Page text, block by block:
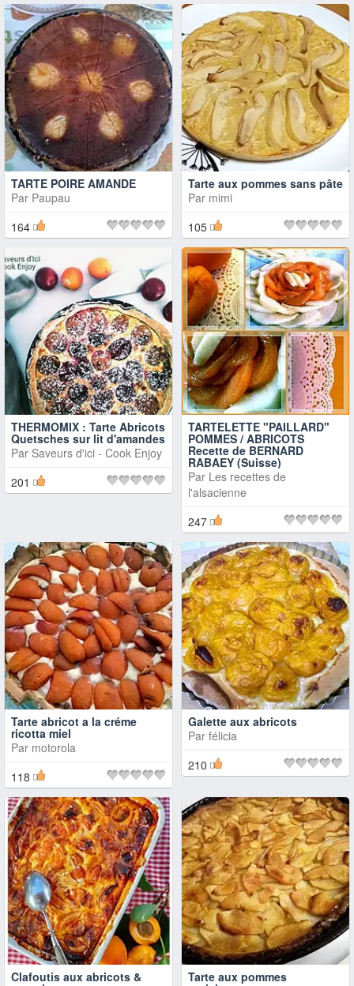
TARTE POIRE AMANDE
Par Paupau
164
Tarte aux pommes sans pâte
Par mimi
105
THERMOMIX : Tarte Abricots
Quetsches sur lit d'amandes
Par Saveurs d'ici - Cook Enjoy
201
TARTELETTE "PAILLARD"
POMMES / ABRICOTS
Recette de BERNARD
RABAEY (Suisse)
Par Les recettes de
l'alsacienne
247
Tarte abricot a la créme
ricotta miel
Par motorola
118
Galette aux abricots
Par félicia
210
Clafoutis aux abricots & Tarte aux pommes